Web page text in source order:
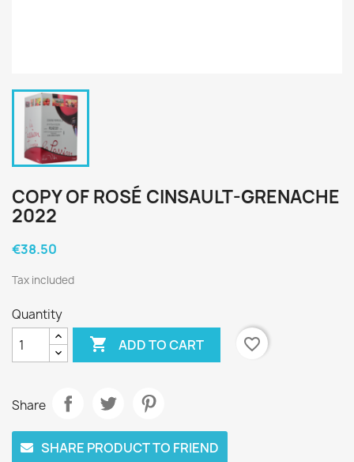
COPY OF ROSÉ CINSAULT-GRENACHE
2022
€38.50
Tax included
Quantity
 ADD TO CART favorite_border
Share
SHARE PRODUCT TO FRIEND